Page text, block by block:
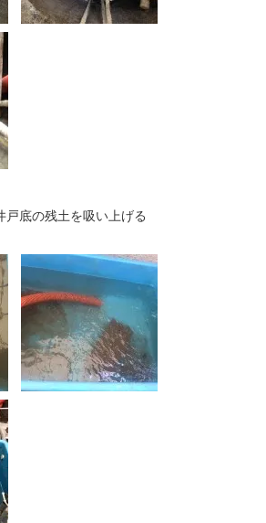
戸底の残土を吸い上げる